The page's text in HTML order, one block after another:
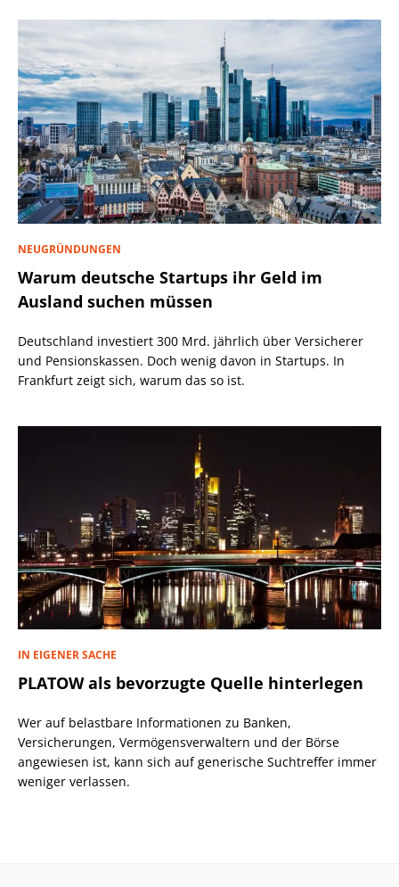
NEUGRÜNDUNGEN
Warum deutsche Startups ihr Geld im
Ausland suchen müssen
Deutschland investiert 300 Mrd. jährlich über Versicherer
und Pensionskassen. Doch wenig davon in Startups. In
Frankfurt zeigt sich, warum das so ist.
IN EIGENER SACHE
PLATOW als bevorzugte Quelle hinterlegen
Wer auf belastbare Informationen zu Banken,
Versicherungen, Vermögensverwaltern und der Börse
angewiesen ist, kann sich auf generische Suchtreffer immer
weniger verlassen.